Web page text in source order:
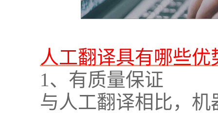
人工翻译具有哪些优
1、有质量保证
与人工翻译相比，